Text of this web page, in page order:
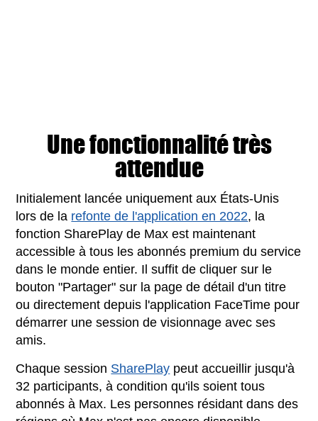
Une fonctionnalité très
attendue
Initialement lancée uniquement aux États-Unis
lors de la refonte de l'application en 2022, la
fonction SharePlay de Max est maintenant
accessible à tous les abonnés premium du service
dans le monde entier. Il suffit de cliquer sur le
bouton "Partager" sur la page de détail d'un titre
ou directement depuis l'application FaceTime pour
démarrer une session de visionnage avec ses
amis.
Chaque session SharePlay peut accueillir jusqu'à
32 participants, à condition qu'ils soient tous
abonnés à Max. Les personnes résidant dans des